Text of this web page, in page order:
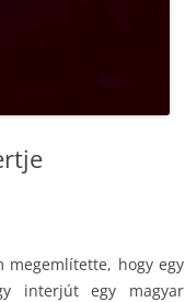
megemlítette, hogy egy
interjút egy magyar